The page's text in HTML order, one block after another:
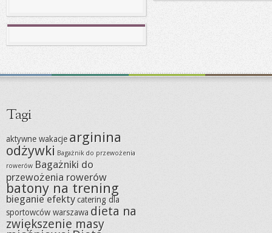
Tagi
aktywne wakacje arginina
odżywki Bagażnik do przewożenia
rowerów Bagażniki do
przewożenia rowerów
batony na trening
bieganie efektycatering dla
sportowców warszawa dieta na
zwiększenie masy